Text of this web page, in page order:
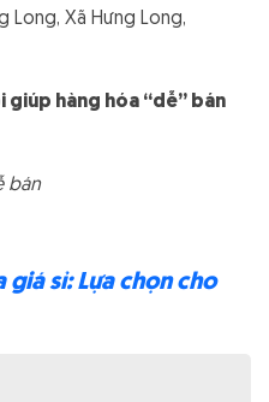
Long, Xã Hưng Long,
hàng hóa “dễ” bán
bán
giá sỉ: Lựa chọn cho